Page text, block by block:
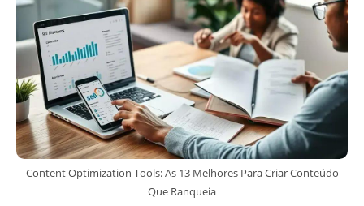
Content Optimization Tools: As 13 Melhores Para Criar Conteúdo
Que Ranqueia